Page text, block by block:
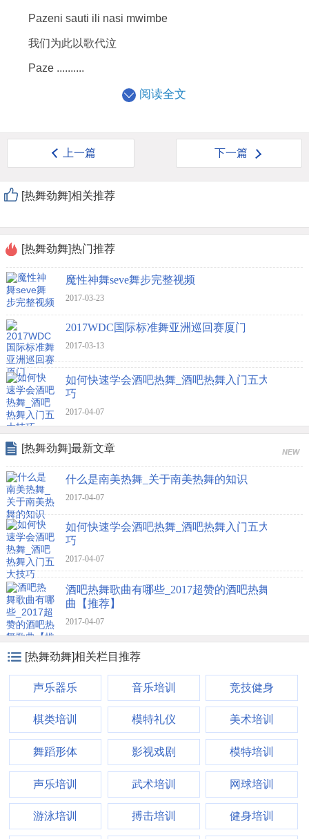
Pazeni sauti ili nasi mwimbe
我们为此以歌代泣
Paze ..........
阅读全文
上一篇 下一篇
[热舞劲舞]相关推荐
[热舞劲舞]热门推荐
魔性神舞seve舞步完整视频
2017-03-23
2017WDC国际标准舞亚洲巡回赛厦门
2017-03-13
如何快速学会酒吧热舞_酒吧热舞入门五大技
巧
2017-04-07
[热舞劲舞]最新文章
什么是南美热舞_关于南美热舞的知识
2017-04-07
如何快速学会酒吧热舞_酒吧热舞入门五大技
巧
2017-04-07
酒吧热舞歌曲有哪些_2017超赞的酒吧热舞歌
曲【推荐】
2017-04-07
[热舞劲舞]相关栏目推荐
声乐器乐 音乐培训 竞技健身
棋类培训 模特礼仪 美术培训
舞蹈形体 影视戏剧 模特培训
声乐培训 武术培训 网球培训
游泳培训 搏击培训 健身培训